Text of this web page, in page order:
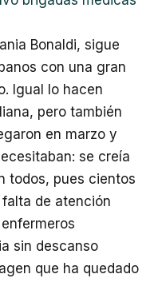
Bonaldi, sigue
con una gran
Igual lo hacen
pero también
en marzo y
se creía
todos, pues cientos
de atención
sin descanso
que ha quedado